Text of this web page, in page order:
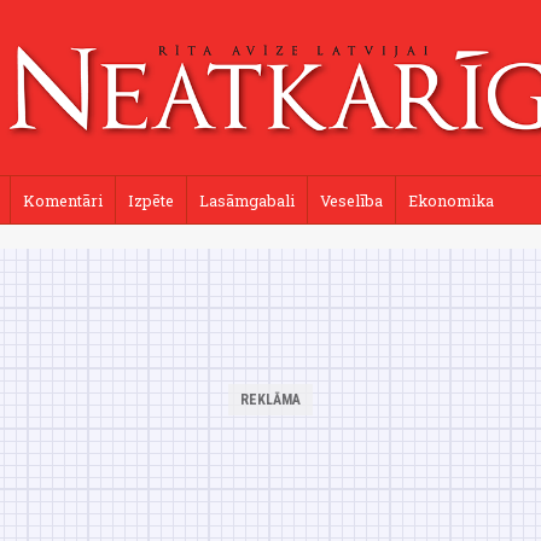
Komentāri Izpēte Lasāmgabali Veselība Ekonomika